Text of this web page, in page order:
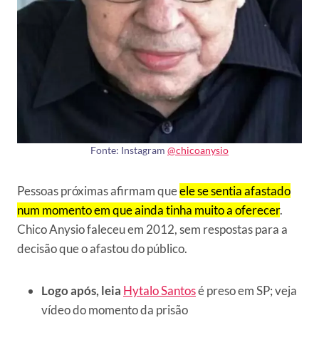
Fonte: Instagram @chicoanysio
Pessoas próximas afirmam queele se sentia afastado
num momento em que ainda tinha muito a oferecer.
Chico Anysio faleceu em 2012, sem respostas para a
decisão que o afastou do público.
Logo após, leia Hytalo Santosé preso em SP; veja
vídeo do momento da prisão